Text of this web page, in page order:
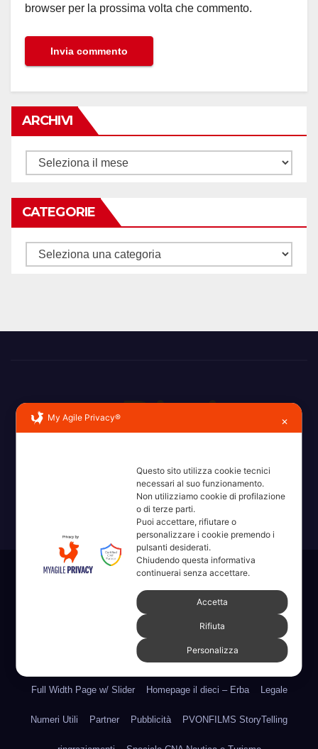
browser per la prossima volta che commento.
ARCHIVI
Archivi
CATEGORIE
Categorie
ricorda la domanda.
Sviluppato con orgoglio da WordPress|Tema: News Way di
Themeansar
Amministrative 2022 sdc Categorie Chi Siamo
Erba 2022 Fare, Vedere, Sentire
Full Width Page w/ Slider Homepage il dieci – Erba Legale
Numeri Utili Partner Pubblicità PVONFILMS StoryTelling
My Agile Privacy® ✕
Questo sito utilizza cookie tecnici
necessari al suo funzionamento.
Non utilizziamo cookie di profilazione
o di terze parti.
Puoi accettare, rifiutare o
personalizzare i cookie premendo i
pulsanti desiderati.
Chiudendo questa informativa
continuerai senza accettare.
Accetta
Rifiuta
Personalizza